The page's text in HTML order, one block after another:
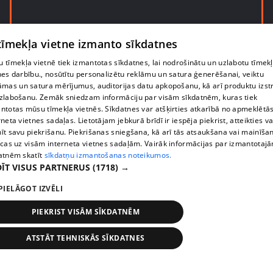
pirms 2 gadiem, 9 mēnešiem 00:30:49
Edgars Poļiško noteicis sievai striktus ģērbšanās
noteikumus
46. epizode
vietne izmanto sīkdatnes
tīmekļa vietnē tiek izmantotas sīkdatnes, lai nodrošinātu un uzlabotu
darbību., nosūtītu personalizētu reklāmu un satura ģenerēšanai, veiktu
un satura mērījumus, auditorijas datu apkopošanu, kā arī produktu
Zemāk sniedzam informāciju par visām sīkdatnēm, kuras tiek
mūsu tīmekļa vietnēs. Sīkdatnes var atšķirties atkarībā no
vietnes sadaļas. Lietotājam jebkurā brīdī ir iespēja piekrist, atteikties
savu piekrišanu. Piekrišanas sniegšana, kā arī tās atsaukšana vai
uz visām interneta vietnes sadaļām. Vairāk informācijas par
skatīt sīkdatņu izmantošanas noteikumos.
VISUS PARTNERUS (1718) →
IZVĒLI
PIEKRIST VISĀM SĪKDATNĒM
ATSTĀT TEHNISKĀS SĪKDATNES